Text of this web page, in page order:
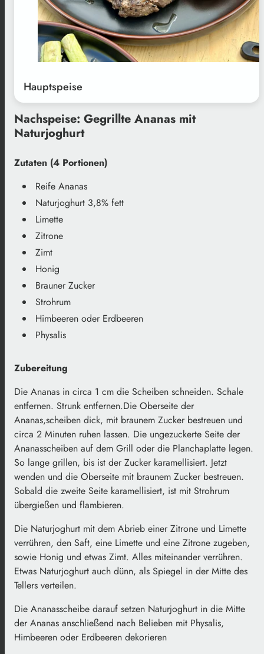
Hauptspeise
Nachspeise: Gegrillte Ananas mit
Naturjoghurt
Zutaten (4 Portionen)
Reife Ananas
Naturjoghurt 3,8% fett
Limette
Zitrone
Zimt
Honig
Brauner Zucker
Strohrum
Himbeeren oder Erdbeeren
Physalis
Zubereitung
Die Ananas in circa 1 cm die Scheiben schneiden. Schale
entfernen. Strunk entfernen.Die Oberseite der
Ananas,scheiben dick, mit braunem Zucker bestreuen und
circa 2 Minuten ruhen lassen. Die ungezuckerte Seite der
Ananasscheiben auf dem Grill oder die Planchaplatte legen.
So lange grillen, bis ist der Zucker karamellisiert. Jetzt
wenden und die Oberseite mit braunem Zucker bestreuen.
Sobald die zweite Seite karamellisiert, ist mit Strohrum
übergießen und flambieren.
Die Naturjoghurt mit dem Abrieb einer Zitrone und Limette
verrühren, den Saft, eine Limette und eine Zitrone zugeben,
sowie Honig und etwas Zimt. Alles miteinander verrühren.
Etwas Naturjoghurt auch dünn, als Spiegel in der Mitte des
Tellers verteilen.
Die Ananasscheibe darauf setzen Naturjoghurt in die Mitte
der Ananas anschließend nach Belieben mit Physalis,
Himbeeren oder Erdbeeren dekorieren